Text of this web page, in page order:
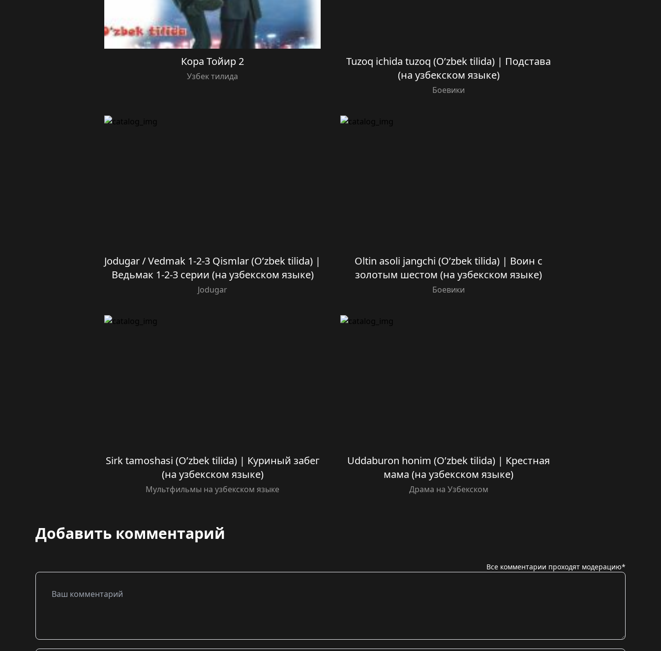
Кора Тойир 2
Узбек тилида
Tuzoq ichida tuzoq (O’zbek tilida) | Подстава
(на узбекском языке)
Боевики
Jodugar / Vedmak 1-2-3 Qismlar (O’zbek tilida) |
Ведьмак 1-2-3 серии (на узбекском языке)
Jodugar
Oltin asoli jangchi (O’zbek tilida) | Воин с
золотым шестом (на узбекском языке)
Боевики
Sirk tamoshasi (O’zbek tilida) | Куриный забег
(на узбекском языке)
Мультфильмы на узбекском языке
Uddaburon honim (O’zbek tilida) | Крестная
мама (на узбекском языке)
Драма на Узбекском
Добавить комментарий
Все комментарии проходят модерацию*